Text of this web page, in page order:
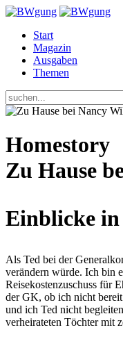
Start
Magazin
Ausgaben
Themen
Homestory
Zu Hause
Einblicke in
Als Ted bei der
verändern würde. Ich bin
Reisekostenzuschuss für
der GK, ob ich nicht
und ich Ted nicht
verheirateten Töchter mit